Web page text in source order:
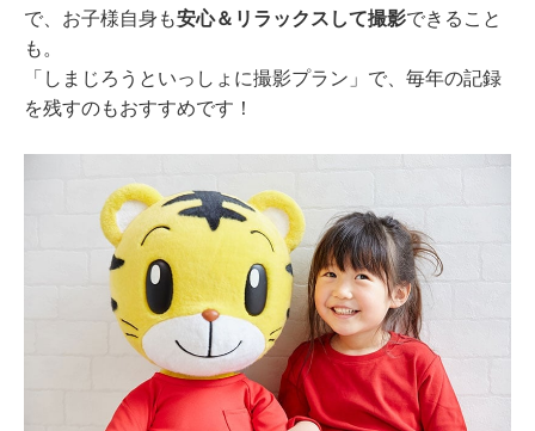
で、お子様自身も安心＆リラックスして撮影できること
も。
「しまじろうといっしょに撮影プラン」で、毎年の記録
を残すのもおすすめです！